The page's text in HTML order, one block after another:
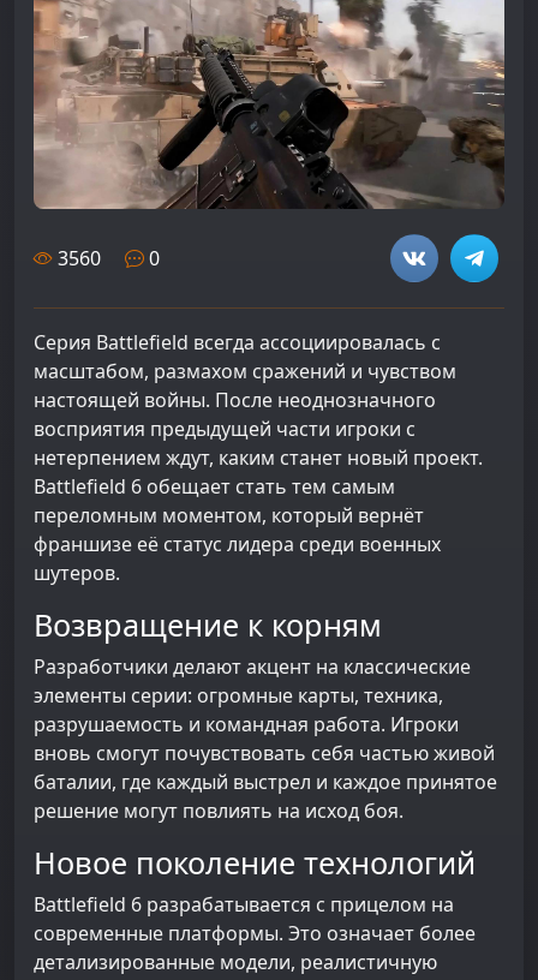
3560 0
Серия Battlefield всегда ассоциировалась с
масштабом, размахом сражений и чувством
настоящей войны. После неоднозначного
восприятия предыдущей части игроки с
нетерпением ждут, каким станет новый проект.
Battlefield 6 обещает стать тем самым
переломным моментом, который вернёт
франшизе её статус лидера среди военных
шутеров.
Возвращение к корням
Разработчики делают акцент на классические
элементы серии: огромные карты, техника,
разрушаемость и командная работа. Игроки
вновь смогут почувствовать себя частью живой
баталии, где каждый выстрел и каждое принятое
решение могут повлиять на исход боя.
Новое поколение технологий
Battlefield 6 разрабатывается с прицелом на
современные платформы. Это означает более
детализированные модели, реалистичную